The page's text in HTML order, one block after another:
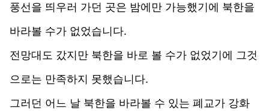
풍선을 띄우러 가던 곳은 밤에만 가능했기에 북한을
바라볼 수가 없었습니다.
전망대도 갔지만 북한을 바로 볼 수가 없었기에 그것
으로는 만족하지 못했습니다.
그러던 어느 날 북한을 바라볼 수 있는 폐교가 강화